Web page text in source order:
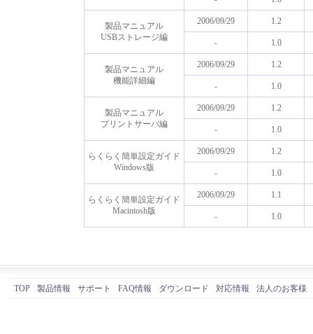
製品マニュアル
USBストレージ編
2006/09/29 1.2
- 1.0
製品マニュアル
機能詳細編
2006/09/29 1.2
- 1.0
製品マニュアル
プリントサーバ編
2006/09/29 1.2
- 1.0
らくらく簡単設定ガイド
Windows版
2006/09/29 1.2
- 1.0
らくらく簡単設定ガイド
Macintosh版
2006/09/29 1.1
- 1.0
TOP 製品情報 サポート FAQ情報 ダウンロード 対応情報 法人のお客様